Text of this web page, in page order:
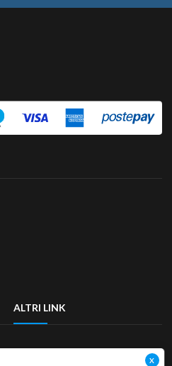
ALTRI LINK
Privacy Policy